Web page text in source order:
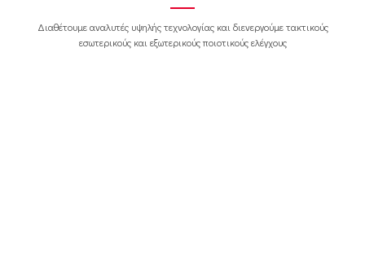
Διαθέτουμε αναλυτές υψηλής τεχνολογίας και διενεργούμε τακτικούς
εσωτερικούς και εξωτερικούς ποιοτικούς ελέγχους